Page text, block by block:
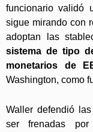
funcionario validó
sigue mirando con
adoptan las
sistema de tipo
monetarios de
Washington, como
Waller defendió
ser frenadas